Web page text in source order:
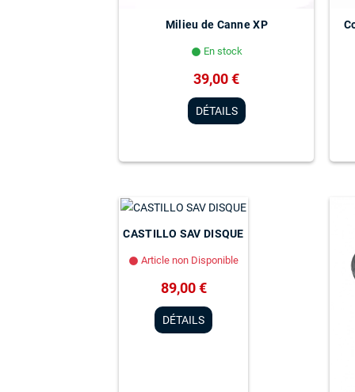
Milieu de Canne XP
lens En stock
39,00 €
DÉTAILS
CASTILLO SAV DISQUE
lens Article non Disponible
89,00 €
DÉTAILS